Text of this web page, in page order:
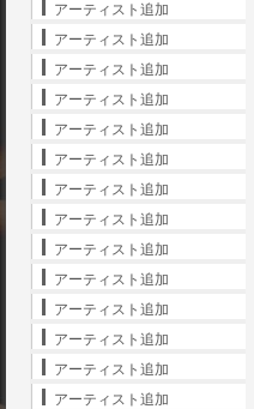
アーティスト追加
アーティスト追加
アーティスト追加
アーティスト追加
アーティスト追加
アーティスト追加
アーティスト追加
アーティスト追加
アーティスト追加
アーティスト追加
アーティスト追加
アーティスト追加
アーティスト追加
アーティスト追加